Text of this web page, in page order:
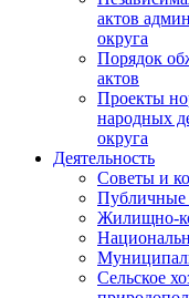
актов
округа
Порядок
актов
Проекты
народных
округа
Деятельность
Советы и
Публичные
Жилищно-
Сельское